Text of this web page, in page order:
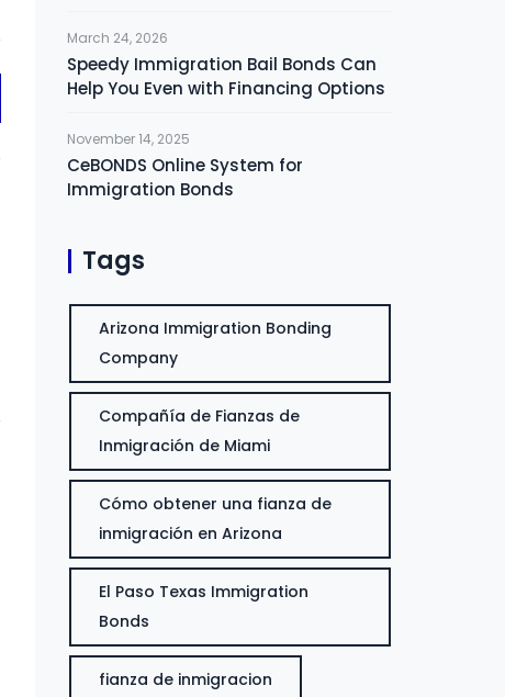
March 24, 2026
Speedy Immigration Bail Bonds Can
Help You Even with Financing Options
November 14, 2025
CeBONDS Online System for
Immigration Bonds
Tags
Arizona Immigration Bonding
Company
Compañía de Fianzas de
Inmigración de Miami
Cómo obtener una fianza de
inmigración en Arizona
El Paso Texas Immigration
Bonds
fianza de inmigracion